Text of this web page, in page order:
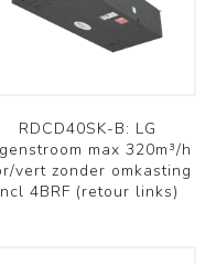
RDCD40SK-B: LG
max 320m³/h
vert zonder omkasting
4BRF (retour links)